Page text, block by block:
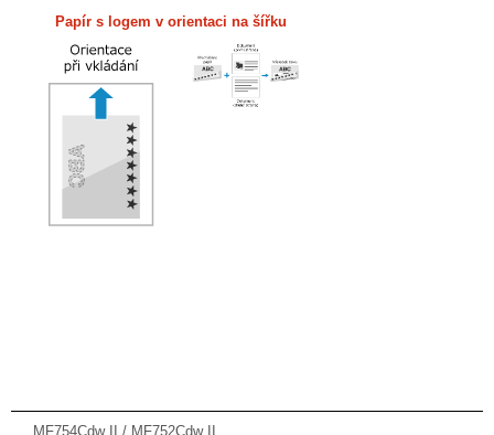
Papír s logem v orientaci na šířku
MF754Cdw II / MF752Cdw II